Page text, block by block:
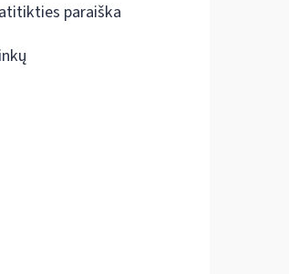
paraiška